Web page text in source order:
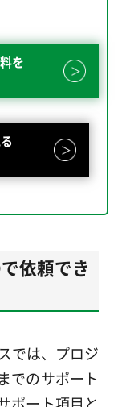
を
依頼でき
では、プロジ
でのサポート
ポート項目と